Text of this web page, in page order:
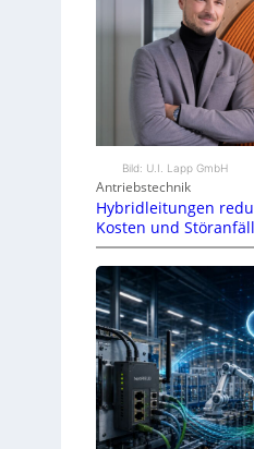
Bild: U.I. Lapp GmbH
Antriebstechnik
Hybridleitungen
Kosten und